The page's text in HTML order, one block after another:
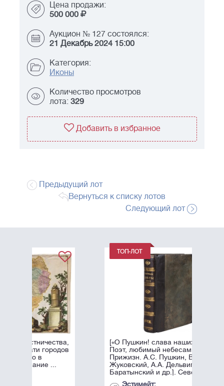
Цена продажи:
500 000
Аукцион № 127 состоялся:
21 Декабрь 2024 15:00
Категория:
Иконы
Количество просмотров
лота: 329
Добавить в избранное
Предыдущий лот
Вернуться к списку лотов
Следующий лот
[«О Пушкин! слава наших дней,
Поэт, любимый небесами!».
Прижизн. А.С. Пушкин, В.А.
Жуковский, А.А. Дельвиг, Е.А.
Баратынский и др.]. Северные ...